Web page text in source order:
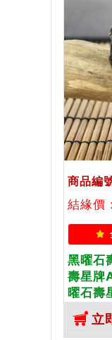
商品編
結緣價
黑曜石
壽星牌
曜石壽
星公
曜石立